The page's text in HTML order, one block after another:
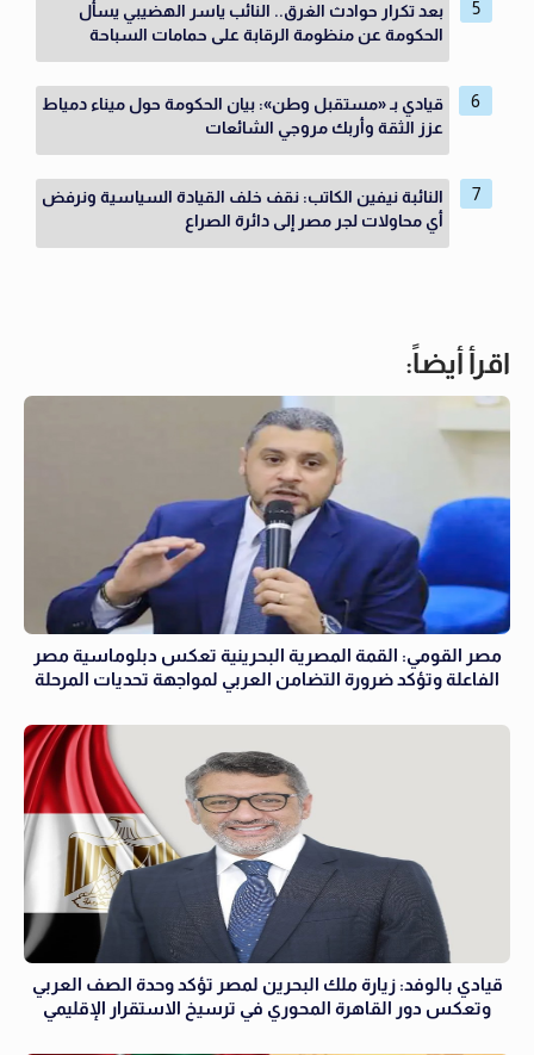
بعد تكرار حوادث الغرق.. النائب ياسر الهضيبي يسأل
الحكومة عن منظومة الرقابة على حمامات السباحة
قيادي بـ «مستقبل وطن»: بيان الحكومة حول ميناء دمياط
عزز الثقة وأربك مروجي الشائعات
النائبة نيفين الكاتب: نقف خلف القيادة السياسية ونرفض
أي محاولات لجر مصر إلى دائرة الصراع
اقرأ أيضاً:
مصر القومي: القمة المصرية البحرينية تعكس دبلوماسية مصر
الفاعلة وتؤكد ضرورة التضامن العربي لمواجهة تحديات المرحلة
قيادي بالوفد: زيارة ملك البحرين لمصر تؤكد وحدة الصف العربي
وتعكس دور القاهرة المحوري في ترسيخ الاستقرار الإقليمي